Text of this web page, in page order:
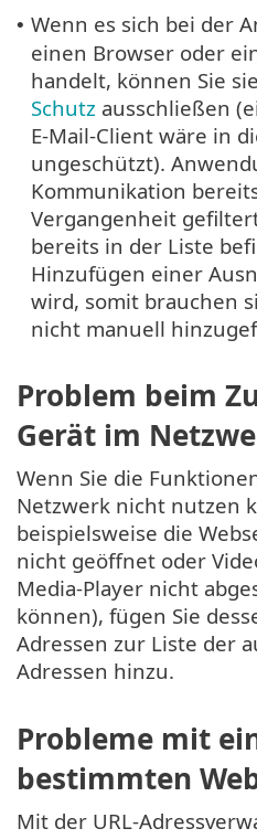
• Wenn es sich bei der
einen Browser oder
handelt, können Sie
Schutz ausschließen
E-Mail-Client wäre in
ungeschützt).
Kommunikation
Vergangenheit
bereits in der Liste
Hinzufügen einer
wird, somit brauchen
nicht manuell
Problem beim
Gerät im
Wenn Sie die
Netzwerk nicht nutzen
beispielsweise die
nicht geöffnet oder
Media-Player nicht
können), fügen Sie
Adressen zur Liste der
Adressen hinzu.
Probleme mit
bestimmten
Mit der URL-